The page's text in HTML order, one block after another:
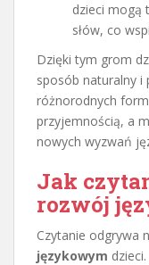
dzieci mogą
słów, co
Dzięki tym grom
sposób naturalny i
różnorodnych
przyjemnością, a
nowych wyzwań
Jak
rozwój
Czytanie odgrywa
językowym